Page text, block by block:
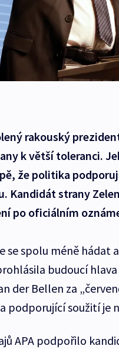
rakouský
k větší toleranci.
že politika
Kandidát strany
po oficiálním
se spolu méně hádat
budoucí
der Bellen za
podporující soužití je
APA podpořilo